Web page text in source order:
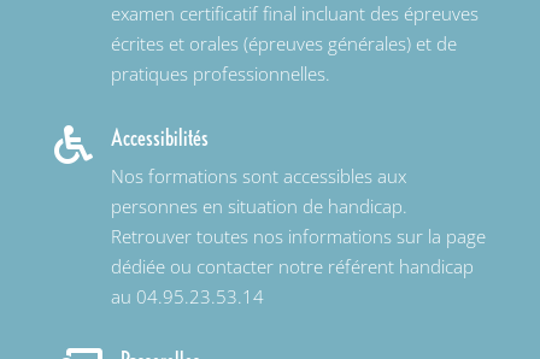
examen certificatif final incluant des épreuves
écrites et orales (épreuves générales) et de
pratiques professionnelles.
 Accessibilités
Nos formations sont accessibles aux
personnes en situation de handicap.
Retrouver toutes nos informations sur la page
dédiée ou contacter notre référent handicap
au 04.95.23.53.14